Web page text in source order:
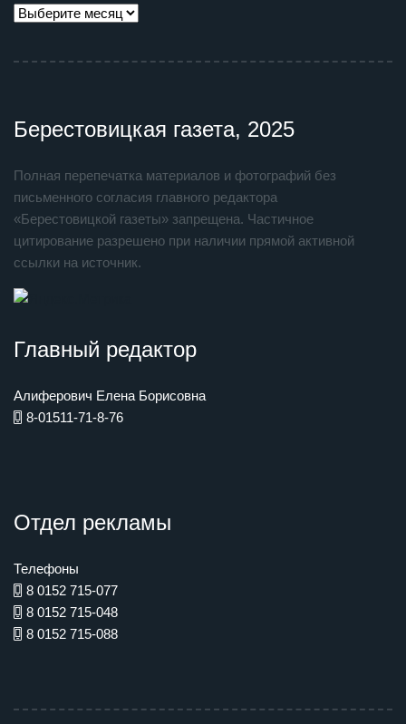
Берестовицкая газета, 2025
Полная перепечатка материалов и фотографий без
письменного согласия главного редактора
«Берестовицкой газеты» запрещена. Частичное
цитирование разрешено при наличии прямой активной
ссылки на источник.
Главный редактор
Алиферович Елена Борисовна
8-01511-71-8-76
Отдел рекламы
Телефоны
8 0152 715-077
8 0152 715-048
8 0152 715-088